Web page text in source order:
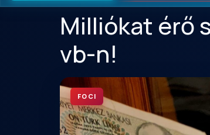
Milliókat érő
vb-n!
FOCI